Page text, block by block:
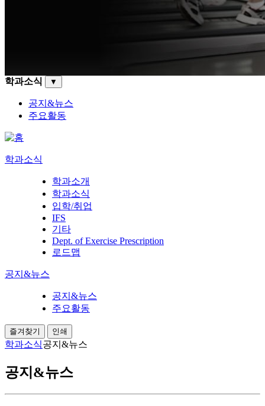
학과소식 ▼
공지&뉴스
주요활동
학과소식
학과소개
학과소식
입학/취업
IFS
기타
Dept. of Exercise Prescription
로드맵
공지&뉴스
공지&뉴스
주요활동
즐겨찾기 인쇄
학과소식공지&뉴스
공지&뉴스